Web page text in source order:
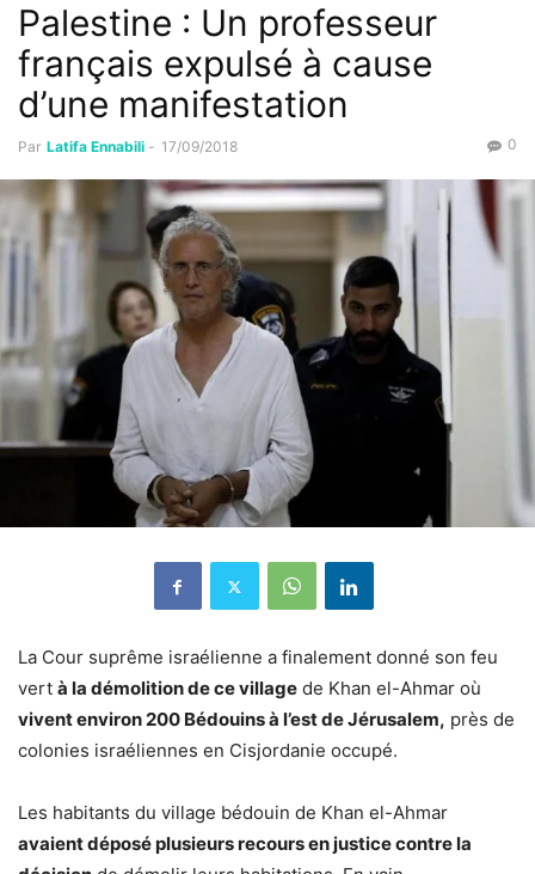
Palestine : Un professeur
français expulsé à cause
d’une manifestation
Par Latifa Ennabili - 17/09/2018 0
La Cour suprême israélienne a finalement donné son feu
vert à la démolition de ce village de Khan el-Ahmar où
vivent environ 200 Bédouins à l’est de Jérusalem, près de
colonies israéliennes en Cisjordanie occupé.
Les habitants du village bédouin de Khan el-Ahmar
avaient déposé plusieurs recours en justice contre la